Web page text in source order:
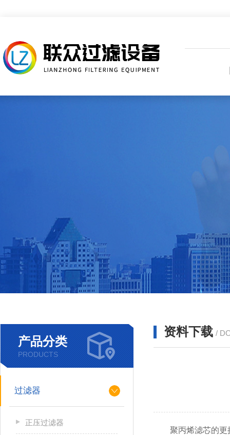
产品分类
PRODUCTS
过滤器
正压过滤器
资料下载 /
聚丙烯滤芯的更